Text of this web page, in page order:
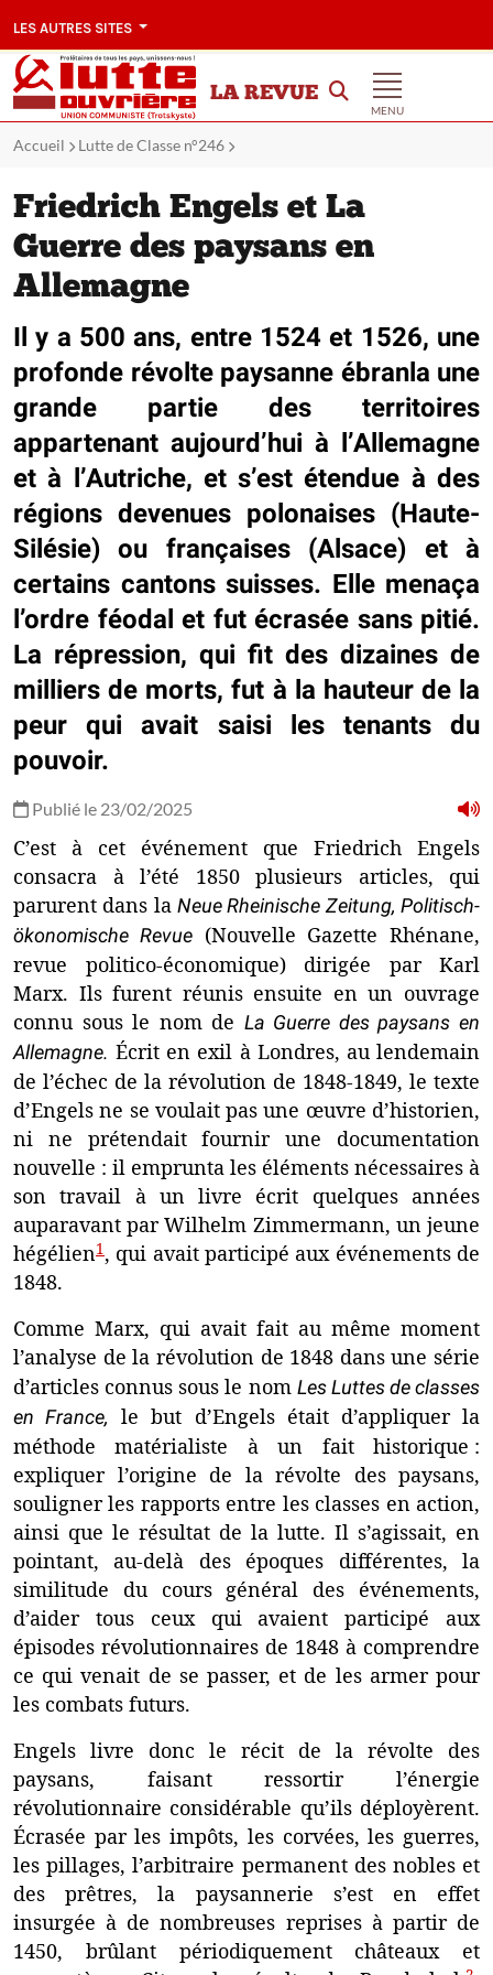
LES AUTRES SITES
LA REVUE
MENU
Accueil Lutte de Classe n°246
Friedrich Engels et La
Guerre des paysans en
Allemagne
Il y a 500 ans, entre 1524 et 1526, une
profonde révolte paysanne ébranla une
grande partie des territoires
appartenant aujourd’hui à l’Allemagne
et à l’Autriche, et s’est étendue à des
régions devenues polonaises (Haute-
Silésie) ou françaises (Alsace) et à
certains cantons suisses. Elle menaça
l’ordre féodal et fut écrasée sans pitié.
La répression, qui fit des dizaines de
milliers de morts, fut à la hauteur de la
peur qui avait saisi les tenants du
pouvoir.
Publié le 23/02/2025
C’est à cet événement que Friedrich Engels
consacra à l’été 1850 plusieurs articles, qui
parurent dans la Neue Rheinische Zeitung, Politisch-
ökonomische Revue(Nouvelle Gazette Rhénane,
revue politico-économique) dirigée par Karl
Marx. Ils furent réunis ensuite en un ouvrage
connu sous le nom de La Guerre des paysans en
Allemagne. Écrit en exil à Londres, au lendemain
de l’échec de la révolution de 1848-1849, le texte
d’Engels ne se voulait pas une œuvre d’historien,
ni ne prétendait fournir une documentation
nouvelle : il emprunta les éléments nécessaires à
son travail à un livre écrit quelques années
auparavant par Wilhelm Zimmermann, un jeune
hégélien1, qui avait participé aux événements de
1848.
Comme Marx, qui avait fait au même moment
l’analyse de la révolution de 1848 dans une série
d’articles connus sous le nom Les Luttes de classes
en France,
le but d’Engels était d’appliquer la
méthode matérialiste à un fait historique :
expliquer l’origine de la révolte des paysans,
souligner les rapports entre les classes en action,
ainsi que le résultat de la lutte. Il s’agissait, en
pointant, au-delà des époques différentes, la
similitude du cours général des événements,
d’aider tous ceux qui avaient participé aux
épisodes révolutionnaires de 1848 à comprendre
ce qui venait de se passer, et de les armer pour
les combats futurs.
Engels livre donc le récit de la révolte des
paysans, faisant ressortir l’énergie
révolutionnaire considérable qu’ils déployèrent.
Écrasée par les impôts, les corvées, les guerres,
les pillages, l’arbitraire permanent des nobles et
des prêtres, la paysannerie s’est en effet
insurgée à de nombreuses reprises à partir de
1450, brûlant périodiquement châteaux et